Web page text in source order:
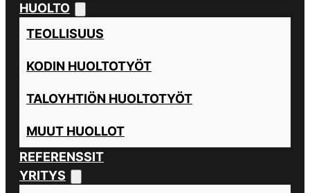
HUOLTO
TEOLLISUUS
KODIN HUOLTOTYÖT
TALOYHTIÖN HUOLTOTYÖT
MUUT HUOLLOT
REFERENSSIT
YRITYS